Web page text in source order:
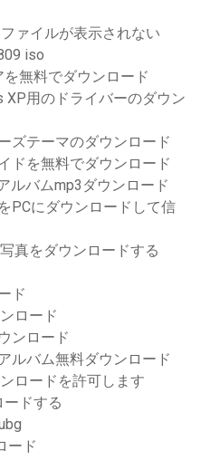
ァイルが表示されない
iso
無料でダウンロード
XP用のドライバーのダウン
ズテーマのダウンロード
ドを無料でダウンロード
ルバムmp3ダウンロード
PCにダウンロードして信
真をダウンロードする
ド
ロード
ンロード
ルバム無料ダウンロード
ロードを許可します
ドする
ード